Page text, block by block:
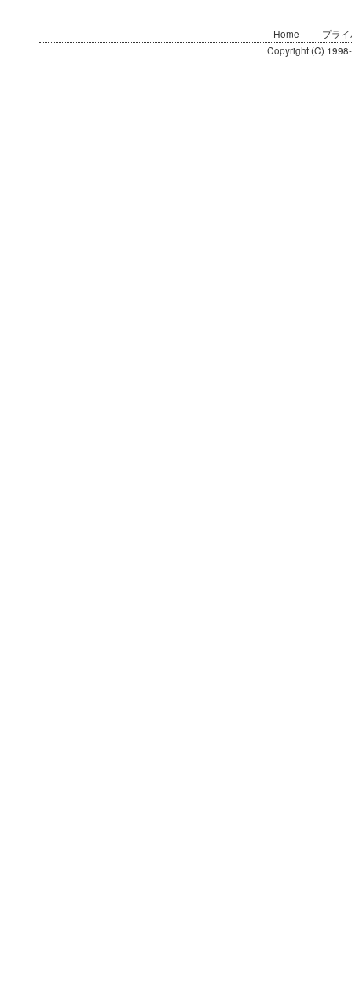
Home
プラ
Copyright (C)